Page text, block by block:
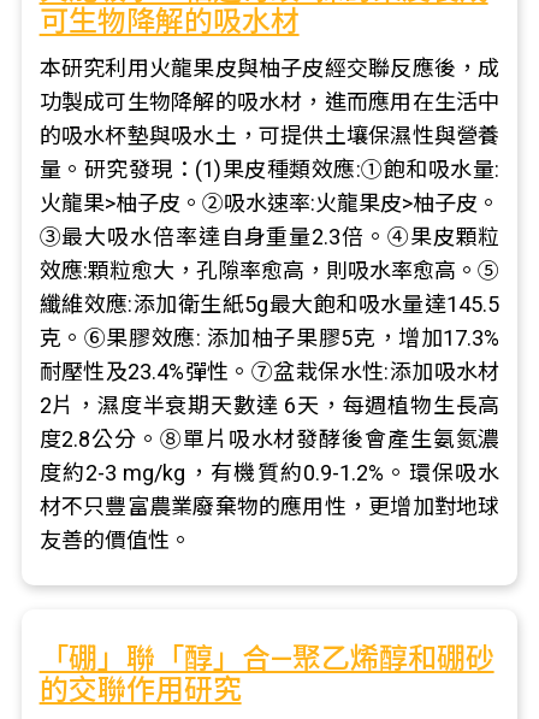
可生物降解的吸水材
本研究利用火龍果皮與柚子皮經交聯反應後，成
功製成可生物降解的吸水材，進而應用在生活中
的吸水杯墊與吸水土，可提供土壤保濕性與營養
量。研究發現：(1)果皮種類效應:①飽和吸水量:
火龍果>柚子皮。②吸水速率:火龍果皮>柚子皮。
③最大吸水倍率達自身重量2.3倍。④果皮顆粒
效應:顆粒愈大，孔隙率愈高，則吸水率愈高。⑤
纖維效應:添加衛生紙5g最大飽和吸水量達145.5
克。⑥果膠效應: 添加柚子果膠5克，增加17.3%
耐壓性及23.4%彈性。⑦盆栽保水性:添加吸水材
2片，濕度半衰期天數達 6天，每週植物生長高
度2.8公分。⑧單片吸水材發酵後會產生氨氮濃
度約2-3 mg/kg，有機質約0.9-1.2%。環保吸水
材不只豐富農業廢棄物的應用性，更增加對地球
友善的價值性。
「硼」聯「醇」合—聚乙烯醇和硼砂
的交聯作用研究